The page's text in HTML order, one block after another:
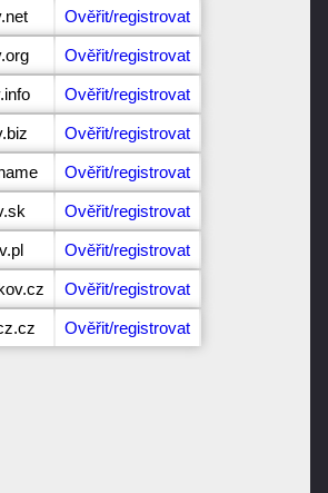
Ověřit/registrovat
Ověřit/registrovat
Ověřit/registrovat
Ověřit/registrovat
Ověřit/registrovat
Ověřit/registrovat
Ověřit/registrovat
Ověřit/registrovat
Ověřit/registrovat